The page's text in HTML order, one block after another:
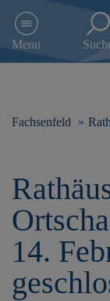
e
Menu
Fachsenfeld
14.